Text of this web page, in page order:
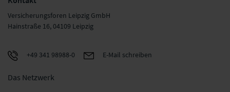
Versicherungsforen Leipzig GmbH
Hainstraße 16, 04109 Leipzig
+49 341 98988-0 E-Mail schreiben
Das Netzwerk